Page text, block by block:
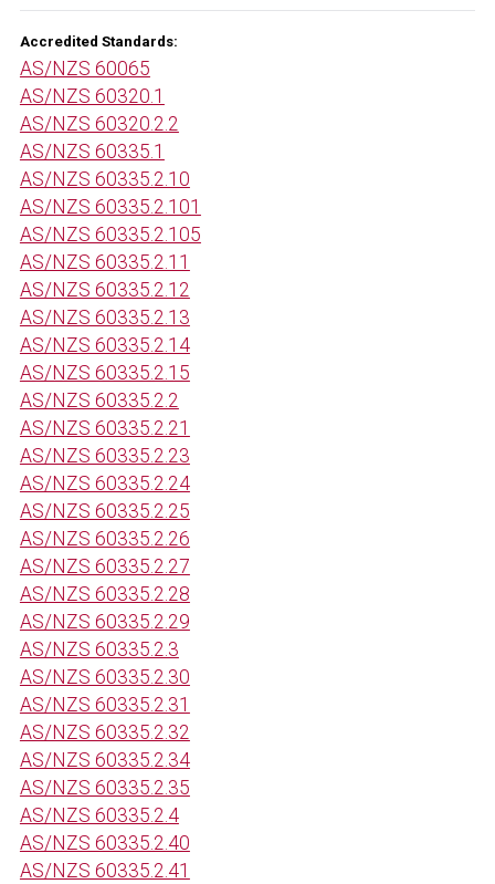
Accredited Standards:
AS/NZS 60065
AS/NZS 60320.1
AS/NZS 60320.2.2
AS/NZS 60335.1
AS/NZS 60335.2.10
AS/NZS 60335.2.101
AS/NZS 60335.2.105
AS/NZS 60335.2.11
AS/NZS 60335.2.12
AS/NZS 60335.2.13
AS/NZS 60335.2.14
AS/NZS 60335.2.15
AS/NZS 60335.2.2
AS/NZS 60335.2.21
AS/NZS 60335.2.23
AS/NZS 60335.2.24
AS/NZS 60335.2.25
AS/NZS 60335.2.26
AS/NZS 60335.2.27
AS/NZS 60335.2.28
AS/NZS 60335.2.29
AS/NZS 60335.2.3
AS/NZS 60335.2.30
AS/NZS 60335.2.31
AS/NZS 60335.2.32
AS/NZS 60335.2.34
AS/NZS 60335.2.35
AS/NZS 60335.2.4
AS/NZS 60335.2.40
AS/NZS 60335.2.41